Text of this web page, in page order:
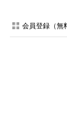
めるということ
るから」といわ
●3．やりたい仕
会員登録（無